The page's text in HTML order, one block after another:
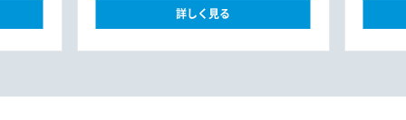
詳しく見る